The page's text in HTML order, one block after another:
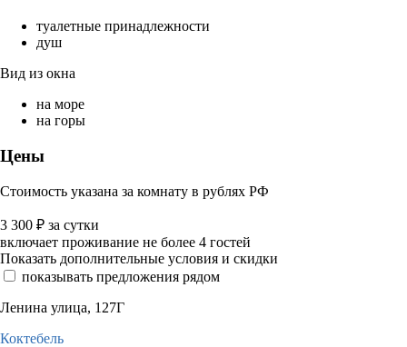
туалетные принадлежности
душ
Вид из окна
на море
на горы
Цены
Стоимость указана за комнату в рублях РФ
3 300 ₽ за сутки
включает проживание не более 4 гостей
Показать дополнительные условия и скидки
показывать предложения рядом
Ленина улица, 127Г
Коктебель